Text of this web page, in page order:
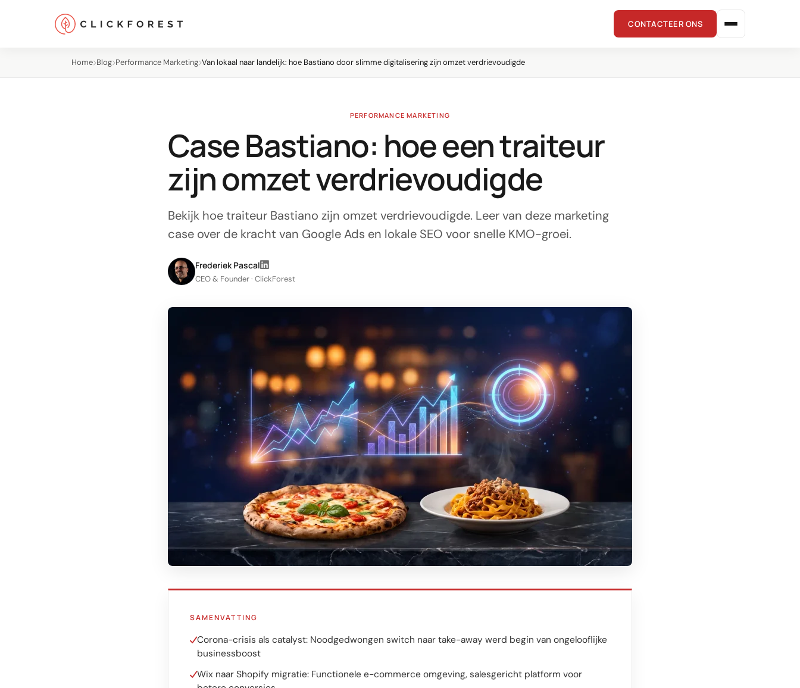
CONTACTEER ONS
Home Blog Performance Marketing Van lokaal naar landelijk: hoe Bastiano door slimme digitalisering zijn omzet verdrievoudigde
PERFORMANCE MARKETING
Case Bastiano: hoe een traiteur
zijn omzet verdrievoudigde
Bekijk hoe traiteur Bastiano zijn omzet verdrievoudigde. Leer van deze marketing
case over de kracht van Google Ads en lokale SEO voor snelle KMO-groei.
Frederiek Pascal
CEO & Founder · ClickForest
SAMENVATTING
Corona-crisis als catalyst: Noodgedwongen switch naar take-away werd begin van ongelooflijke
businessboost
Wix naar Shopify migratie: Functionele e-commerce omgeving, salesgericht platform voor